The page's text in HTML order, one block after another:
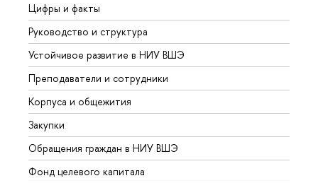
Цифры и факты
Руководство и структура
Устойчивое развитие в НИУ ВШЭ
Преподаватели и сотрудники
Корпуса и общежития
Закупки
Обращения граждан в НИУ ВШЭ
Фонд целевого капитала